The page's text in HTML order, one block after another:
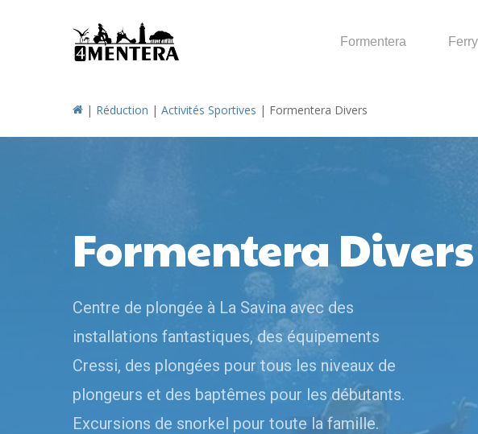
Formentera Ferry
| Réduction | Activités Sportives | Formentera Divers
Formentera Divers
Centre de plongée à La Savina avec des
installations fantastiques, des équipements
Cressi, des plongées pour tous les niveaux de
plongeurs et des baptêmes pour les débutants.
Excursions de snorkel pour toute la famille.